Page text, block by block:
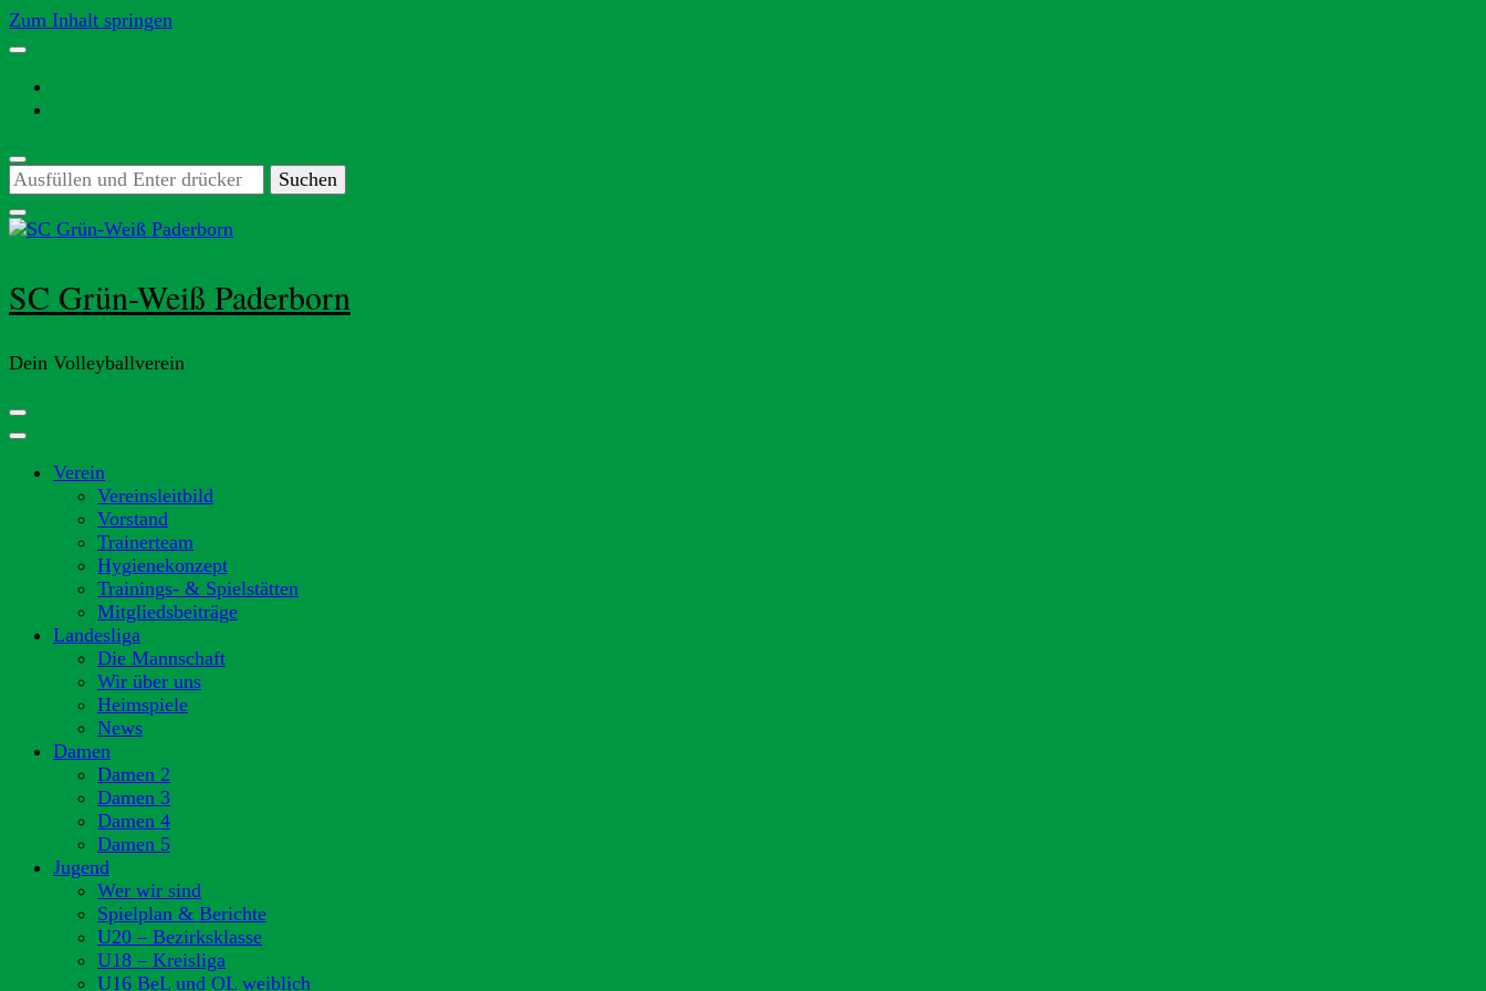
Zum Inhalt springen
Suchst
du
nach
etwas?
SC Grün-Weiß Paderborn
Dein Volleyballverein
Verein
Vereinsleitbild
Vorstand
Trainerteam
Hygienekonzept
Trainings- & Spielstätten
Mitgliedsbeiträge
Landesliga
Die Mannschaft
Wir über uns
Heimspiele
News
Damen
Damen 2
Damen 3
Damen 4
Damen 5
Jugend
Wer wir sind
Spielplan & Berichte
U20 – Bezirksklasse
U18 – Kreisliga
U16 BeL und OL weiblich